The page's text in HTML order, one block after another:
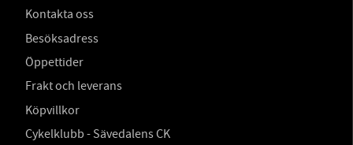
Kontakta oss
Besöksadress
Öppettider
Frakt och leverans
Köpvillkor
Cykelklubb - Sävedalens CK